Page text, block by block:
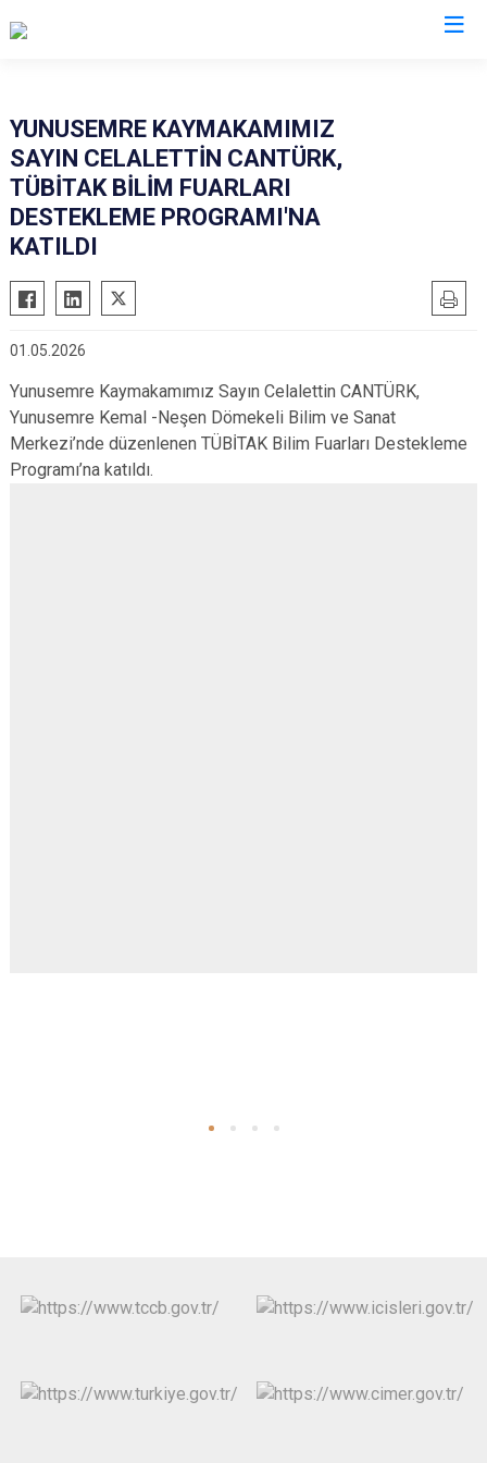
Ahmetli
Akhisar
Alaşehir
Gölmarmara
Gördes
Köprübaşı
Kula
Salihli
Sarıgöl
Yunusemre
YUNUSEMRE KAYMAKAMIMIZ
SAYIN CELALETTİN CANTÜRK,
TÜBİTAK BİLİM FUARLARI
DESTEKLEME PROGRAMI'NA
KATILDI
01.05.2026
Yunusemre Kaymakamımız Sayın Celalettin CANTÜRK,
Yunusemre Kemal -Neşen Dömekeli Bilim ve Sanat
Merkezi’nde düzenlenen TÜBİTAK Bilim Fuarları Destekleme
Programı’na katıldı.